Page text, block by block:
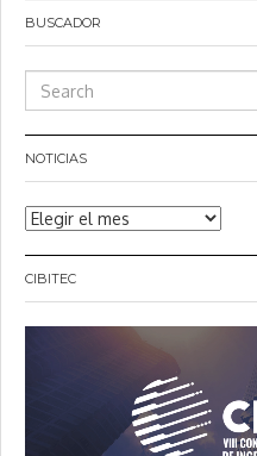
BUSCADOR
NOTICIAS
Noticias
CIBITEC